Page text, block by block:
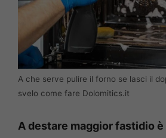
A che serve pulire il forno se lasci il
svelo come fare Dolomitics.it
A destare maggior fastidio